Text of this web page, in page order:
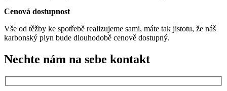
Cenová dostupnost
Vše od těžby ke spotřebě realizujeme sami, máte tak jistotu, že náš
karbonský plyn bude dlouhodobě cenově dostupný.
Nechte nám na sebe kontakt